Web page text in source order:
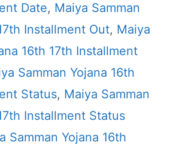
Date, Maiya Samman
Installment Out, Maiya
16th 17th Installment
Samman Yojana 16th
Status, Maiya Samman
Installment Status
Samman Yojana 16th